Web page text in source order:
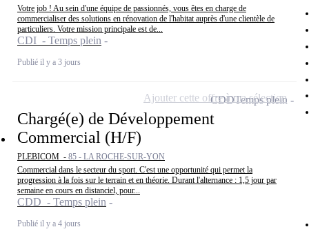
Votre job ! Au sein d'une équipe de passionnés, vous êtes en charge de
commercialiser des solutions en rénovation de l'habitat auprès d'une clientèle de
particuliers. Votre mission principale est de...
CDI - Temps plein
Publié il y a 3 jours
Chargé(e) de Développement
Commercial (H/F)
PLEBICOM - 85 - LA ROCHE-SUR-YON
Commercial dans le secteur du sport. C'est une opportunité qui permet la
progression à la fois sur le terrain et en théorie. Durant l'alternance : 1,5 jour par
semaine en cours en distanciel, pour...
CDD - Temps plein
Publié il y a 4 jours
CDDTemps plein
Ajouter cette offre à ma sélection